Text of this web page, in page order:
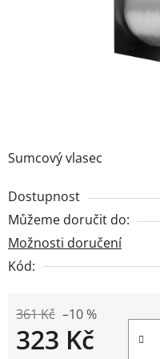
Sumcový vlasec
Dostupnost
Můžeme doručit do:
Možnosti doručení
Kód:
361 Kč –10 %
323 Kč